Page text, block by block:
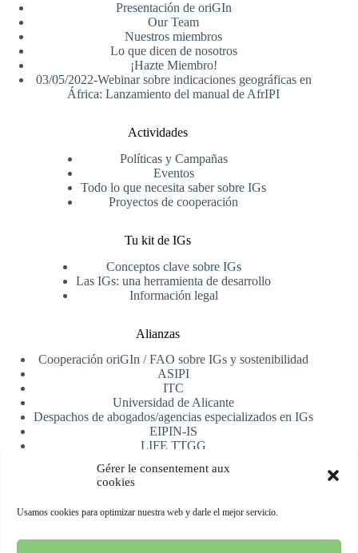
Gérer le consentement aux
cookies
Usamos cookies para optimizar nuestra web y darle el mejor servicio.
Presentación de oriGIn
Our Team
Nuestros miembros
Lo que dicen de nosotros
¡Hazte Miembro!
03/05/2022-Webinar sobre indicaciones geográficas en
África: Lanzamiento del manual de AfrIPI
Actividades
Políticas y Campañas
Eventos
Todo lo que necesita saber sobre IGs
Proyectos de cooperación
Tu kit de IGs
Conceptos clave sobre IGs
Las IGs: una herramienta de desarrollo
Información legal
Alianzas
Cooperación oriGIn / FAO sobre IGs y sostenibilidad
ASIPI
ITC
Universidad de Alicante
Despachos de abogados/agencias especializados en IGs
EIPIN-IS
LIFE TTGG